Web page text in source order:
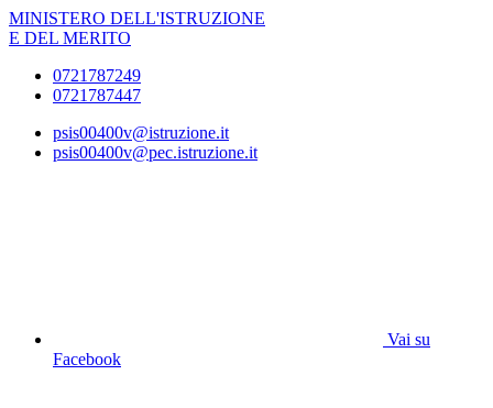
MINISTERO DELL'ISTRUZIONE
E DEL MERITO
0721787249
0721787447
psis00400v@istruzione.it
psis00400v@pec.istruzione.it
Vai su
Facebook